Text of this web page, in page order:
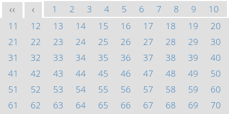
<< < 1 2 3 4 5 6 7 8 9
10
11
12 13 14 15 16 17 18 19
20
21
22 23 24 25 26 27 28 29
30
31
32 33 34 35 36 37 38 39
40
41
42 43 44 45 46 47 48 49
50
51
52 53 54 55 56 57 58 59
60
61
62 63 64 65 66 67 68 69
70